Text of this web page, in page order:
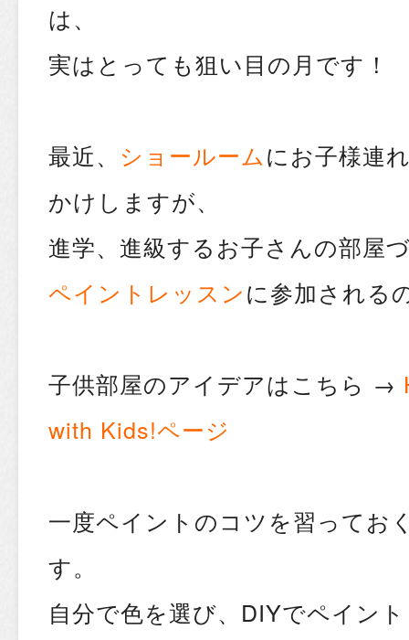
は、
実はとっても狙い目の月です！
最近、 ショールームにお子様連
かけしますが、
進学、進級するお子さんの部屋
ペイントレッスンに参加される
子供部屋のアイデアはこちら →
with Kids!ページ
一度ペイントのコツを習ってお
す。
自分で色を選び、DIYでペイン